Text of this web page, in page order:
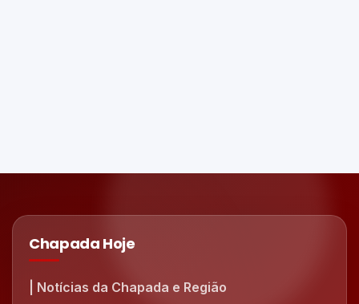
Chapada Hoje
| Notícias da Chapada e Região